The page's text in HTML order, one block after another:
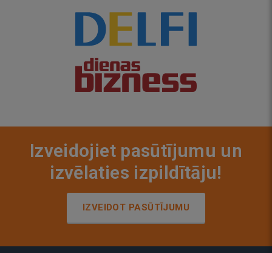
Izveidojiet pasūtījumu un
izvēlaties izpildītāju!
IZVEIDOT PASŪTĪJUMU